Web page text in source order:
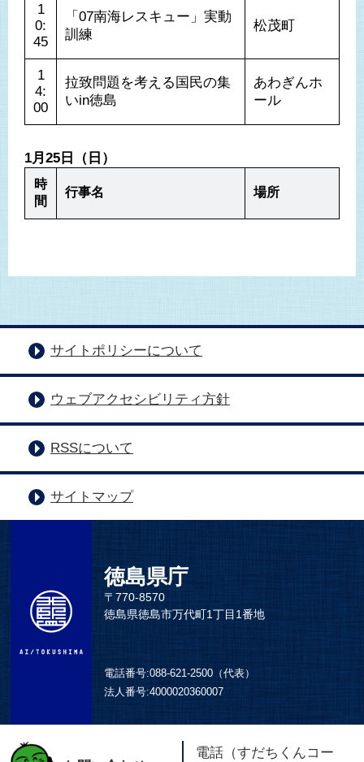
1
0:
45
「07南海レスキュー」実動
訓練
松茂町
1
4:
00
拉致問題を考える国民の集
いin徳島
あわぎんホ
ール
1月25日（日）
時
間
行事名 場所
サイトポリシーについて
ウェブアクセシビリティ方針
RSSについて
サイトマップ
徳島県庁
〒770-8570
徳島県徳島市万代町1丁目1番地
電話番号:088-621-2500（代表）
法人番号:4000020360007
電話（すだちくんコー